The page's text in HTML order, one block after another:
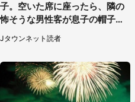
子。空いた席に座ったら、隣の
怖そうな男性客が息子の帽子に
手を伸ばし（千葉県・40代女
性）
Jタウンネット読者